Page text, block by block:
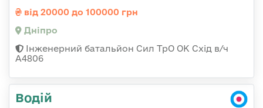
від 20000 до 100000 грн
Дніпро
Інженерний батальйон Сил ТрО ОК Схід в/ч
А4806
Водій